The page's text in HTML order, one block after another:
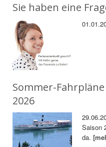
Sie haben eine
Sommer-
2026
Saison
da.